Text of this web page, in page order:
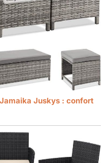
Juskys : confort